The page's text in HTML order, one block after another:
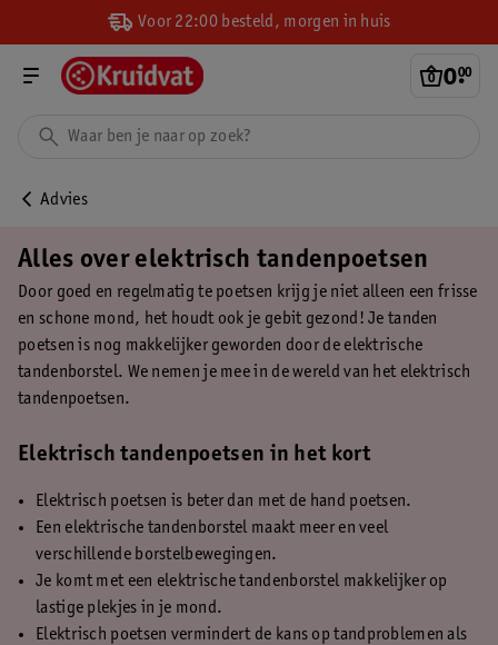
Voor 22:00 besteld, morgen in huis
0.
00
Advies
Alles over elektrisch tandenpoetsen
Door goed en regelmatig te poetsen krijg je niet alleen een frisse
en schone mond, het houdt ook je gebit gezond! Je tanden
poetsen is nog makkelijker geworden door de elektrische
tandenborstel. We nemen je mee in de wereld van het elektrisch
tandenpoetsen.
Elektrisch tandenpoetsen in het kort
Elektrisch poetsen is beter dan met de hand poetsen.
Een elektrische tandenborstel maakt meer en veel
verschillende borstelbewegingen.
Je komt met een elektrische tandenborstel makkelijker op
lastige plekjes in je mond.
Elektrisch poetsen vermindert de kans op tandproblemen als